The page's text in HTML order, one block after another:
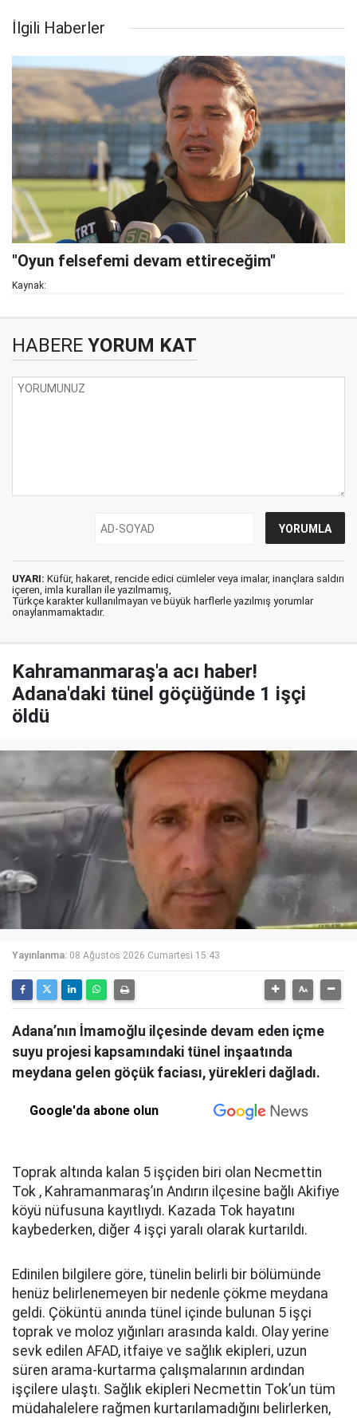
İlgili Haberler
"Oyun felsefemi devam ettireceğim"
Kaynak:
HABERE YORUM KAT
UYARI: Küfür, hakaret, rencide edici cümleler veya imalar, inançlara saldırı
içeren, imla kuralları ile yazılmamış,
Türkçe karakter kullanılmayan ve büyük harflerle yazılmış yorumlar
onaylanmamaktadır.
Kahramanmaraş'a acı haber!
Adana'daki tünel göçüğünde 1 işçi
öldü
Yayınlanma: 08 Ağustos 2026 Cumartesi 15:43
Adana’nın İmamoğlu ilçesinde devam eden içme
suyu projesi kapsamındaki tünel inşaatında
meydana gelen göçük faciası, yürekleri dağladı.
Google'da abone olun
Toprak altında kalan 5 işçiden biri olan Necmettin
Tok , Kahramanmaraş’ın Andırın ilçesine bağlı Akifiye
köyü nüfusuna kayıtlıydı. Kazada Tok hayatını
kaybederken, diğer 4 işçi yaralı olarak kurtarıldı.
Edinilen bilgilere göre, tünelin belirli bir bölümünde
henüz belirlenemeyen bir nedenle çökme meydana
geldi. Çöküntü anında tünel içinde bulunan 5 işçi
toprak ve moloz yığınları arasında kaldı. Olay yerine
sevk edilen AFAD, itfaiye ve sağlık ekipleri, uzun
süren arama-kurtarma çalışmalarının ardından
işçilere ulaştı. Sağlık ekipleri Necmettin Tok’un tüm
müdahalelere rağmen kurtarılamadığını belirlerken,